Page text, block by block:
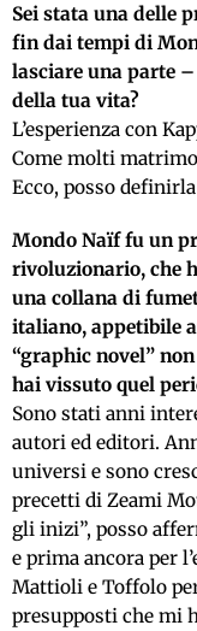
Sei stata una delle
fin dai tempi di
lasciare una parte
della tua vita?
L’esperienza con
Come molti
Ecco, posso
Mondo Naïf fu un
rivoluzionario, che
una collana di
italiano, appetibile
“graphic novel”
hai vissuto quel
Sono stati anni
autori ed editori.
universi e sono
precetti di Zeami
gli inizi”, posso
e prima ancora per
Mattioli e Toffolo
presupposti che mi